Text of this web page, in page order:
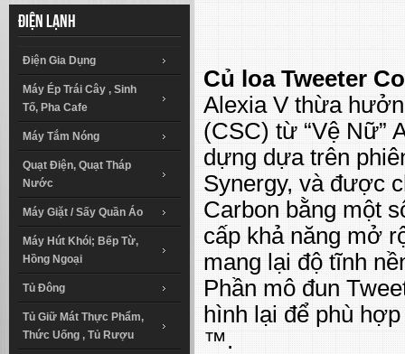
Điện lạnh
Điện Gia Dụng
Máy Ép Trái Cây , Sinh
Tố, Pha Cafe
Máy Tắm Nóng
Quạt Điện, Quạt Tháp
Nước
Máy Giặt / Sấy Quần Áo
Máy Hút Khói; Bếp Từ,
Hồng Ngoại
Tủ Đông
Tủ Giữ Mát Thực Phẩm,
Thức Uống , Tủ Rượu
Củ loa Tweeter
Alexia V thừa
(CSC) từ “Vệ Nữ”
dựng dựa trên
Synergy, và được
Carbon bằng một
cấp khả năng mở
mang lại độ tĩnh
Phần mô đun
hình lại để phù
™.